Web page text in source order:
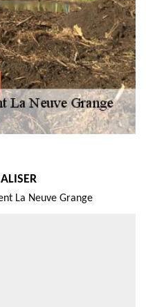
La Neuve Grange